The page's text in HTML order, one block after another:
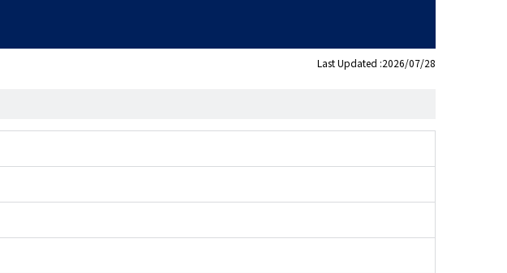
Last Updated :2026/07/28